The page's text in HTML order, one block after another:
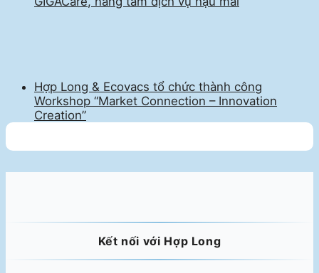
Hợp Long & Ecovacs tổ chức thành công
Workshop “Market Connection – Innovation
Creation”
Kết nối với Hợp Long